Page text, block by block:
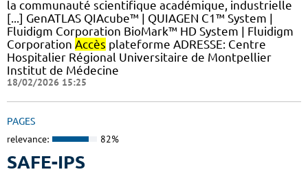
la communauté scientifique académique, industrielle
[...] GenATLAS QIAcube™ | QUIAGEN C1™ System |
Fluidigm Corporation BioMark™ HD System | Fluidigm
Corporation Accès plateforme ADRESSE: Centre
Hospitalier Régional Universitaire de Montpellier
Institut de Médecine
18/02/2026 15:25
PAGES
relevance: 82%
SAFE-IPS